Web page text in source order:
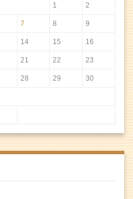
1 2
7 8 9
14 15 16
21 22 23
28 29 30